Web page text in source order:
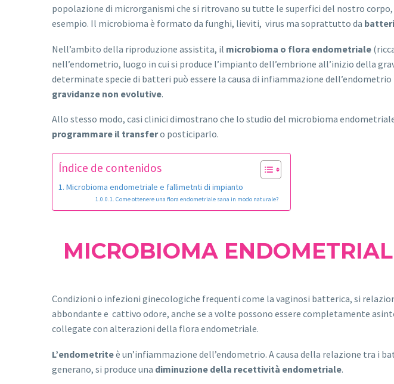
popolazione di microrganismi che si ritrovano su tutte le superfici del nostro
esempio. Il microbioma è formato da funghi, lieviti, virus ma soprattutto da batteri
Nell’ambito della riproduzione assistita, il microbioma o flora endometriale
nell’endometrio, luogo in cui si produce l’impianto dell’embrione all’inizio della
determinate specie di batteri può essere la causa di infiammazione
gravidanze non evolutive.
Allo stesso modo, casi clinici dimostrano che lo studio del microbioma
programmare il transfero posticiparlo.
Índice de contenidos
Microbioma endometriale e fallimetnti di impianto
Come ottenere una flora endometriale sana in modo naturale?
MICROBIOMA
Condizioni o infezioni ginecologiche frequenti come la vaginosi batterica, si
abbondante e cattivo odore, anche se a volte possono essere completamente
collegate con alterazioni della flora endometriale.
L’endometriteè un’infiammazione dell’endometrio. A causa della relazione tra i
generano, si produce una diminuzione della recettività endometriale.